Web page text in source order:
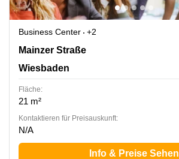
Business Center
+2
Mainzer Straße 75, Wiesbaden
Mainzer Straße
Wiesbaden
Fläche:
21 m²
Kontaktieren für Preisauskunft:
N/A
Info & Preise Sehen